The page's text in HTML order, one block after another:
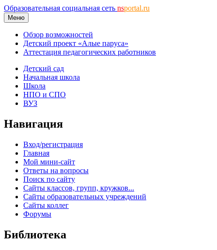
Образовательная социальная сеть nsportal.ru
Меню
Обзор возможностей
Детский проект «Алые паруса»
Аттестация педагогических работников
Детский сад
Начальная школа
Школа
НПО и СПО
ВУЗ
Навигация
Вход/регистрация
Главная
Мой мини-сайт
Ответы на вопросы
Поиск по сайту
Сайты классов, групп, кружков...
Сайты образовательных учреждений
Сайты коллег
Форумы
Библиотека